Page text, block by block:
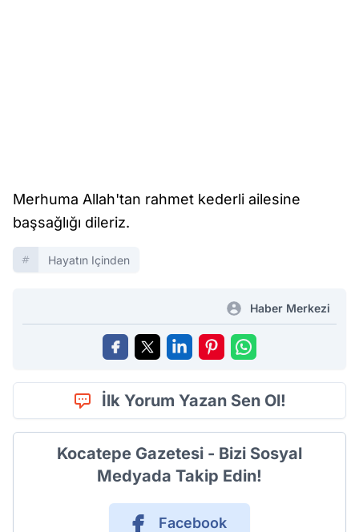
Merhuma Allah'tan rahmet kederli ailesine
başsağlığı dileriz.
Hayatın Içinden
Haber Merkezi
İlk Yorum Yazan Sen Ol!
Kocatepe Gazetesi - Bizi Sosyal
Medyada Takip Edin!
Facebook